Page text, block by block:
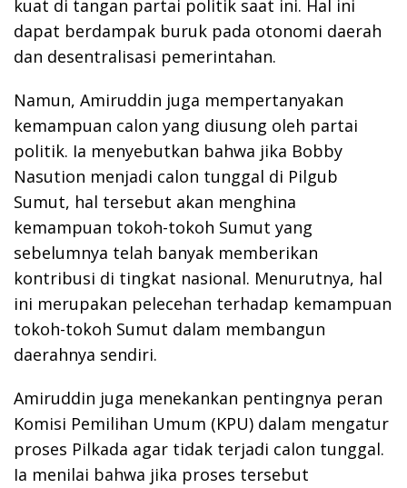
kuat di tangan partai politik saat ini. Hal ini
dapat berdampak buruk pada otonomi daerah
dan desentralisasi pemerintahan.
Namun, Amiruddin juga mempertanyakan
kemampuan calon yang diusung oleh partai
politik. Ia menyebutkan bahwa jika Bobby
Nasution menjadi calon tunggal di Pilgub
Sumut, hal tersebut akan menghina
kemampuan tokoh-tokoh Sumut yang
sebelumnya telah banyak memberikan
kontribusi di tingkat nasional. Menurutnya, hal
ini merupakan pelecehan terhadap kemampuan
tokoh-tokoh Sumut dalam membangun
daerahnya sendiri.
Amiruddin juga menekankan pentingnya peran
Komisi Pemilihan Umum (KPU) dalam mengatur
proses Pilkada agar tidak terjadi calon tunggal.
Ia menilai bahwa jika proses tersebut